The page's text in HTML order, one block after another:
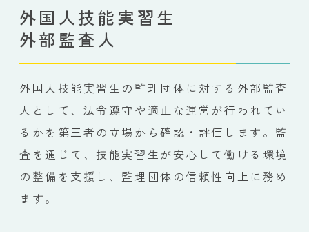
外国人技能実習生
外部監査人
外国人技能実習生の監理団体に対する外部監査
人として、法令遵守や適正な運営が行われてい
るかを第三者の立場から確認・評価します。監
査を通じて、技能実習生が安心して働ける環境
の整備を支援し、監理団体の信頼性向上に務め
ます。